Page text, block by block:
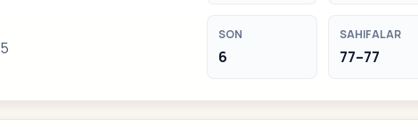
SON
6
SAHIFALAR
77–77